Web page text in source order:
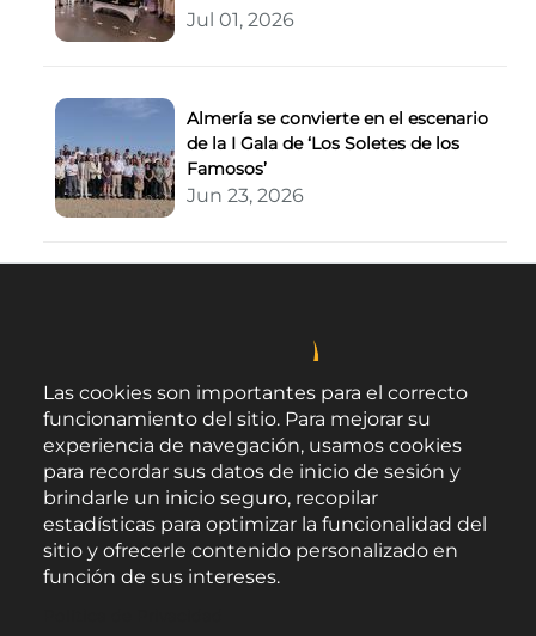
Jul 01, 2026
Almería se convierte en el escenario
de la I Gala de ‘Los Soletes de los
Famosos’
Jun 23, 2026
Las cookies son importantes para el correcto
funcionamiento del sitio. Para mejorar su
experiencia de navegación, usamos cookies
para recordar sus datos de inicio de sesión y
brindarle un inicio seguro, recopilar
estadísticas para optimizar la funcionalidad del
sitio y ofrecerle contenido personalizado en
función de sus intereses.